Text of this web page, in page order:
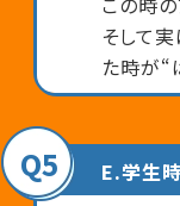
そして
た時が“
Q5
E.学生